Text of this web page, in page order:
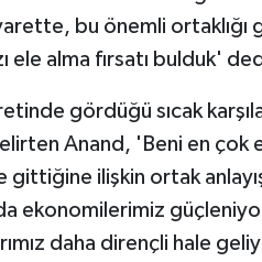
bu önemli
ele alma fırsatı bulduk'
gördüğü sıcak
belirten Anand, 'Beni en
gittiğine ilişkin ortak
ekonomilerimiz
daha dirençli hale